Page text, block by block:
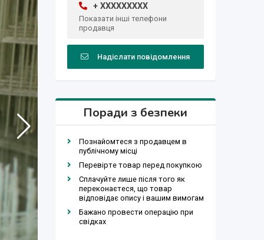
+ XXXXXXXXX
Показати інші телефони
продавця
Надіслати повідомлення
Поради з безпеки
Познайомтеся з продавцем в
публічному місці
Перевірте товар перед покупкою
Сплачуйте лише після того як
переконаєтеся, що товар
відповідає опису і вашим вимогам
Бажано провести операцію при
свідках